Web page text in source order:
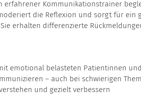
erfahrener Kommunikationstrainer
die Reflexion und sorgt für ein
Sie erhalten differenzierte
emotional belasteten Patientinnen
– auch bei schwierigen
und gezielt verbessern